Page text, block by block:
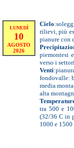
LUNEDÌ
10
AGOSTO
2026
Cielo:
rilievi, più
pianure con
piemontesi
verso i
Venti:
fondovalle:
media
alta
tra 500 e
(32/36 C in
1000 e